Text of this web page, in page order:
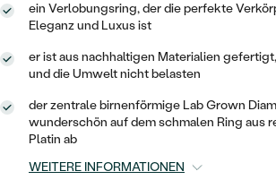
AUSSERGEWÖHNLICHE
GEHÄMMERTE
VON HAND GRAVIERTE
MIT FÜLLUNG
GESTALTE EINEN RING
WÄHLE EINEN RING
DIAMANTEN ZUM EINFASSEN
LAB GROWN DIAMANTEN
ARMBÄNDER
SCHMUCKSET
HERRENSCHMUCK
SCHMUCK FÜR KINDER
OHRHÄNGER
SOLITÄR
HERZ
PERSONALISIERT
MIT STERNZEICHEN
MINIMALISTISCH
MEDAILLON
NACH STYL
MEMOIRE
MINIMALISTISCHE
STATEMENT
ein Verlobungsring, der die perfekte
Eleganz und Luxus ist
er ist aus nachhaltigen Materialien
und die Umwelt nicht belasten
der zentrale birnenförmige Lab Grown
wunderschön auf dem schmalen Ring aus
Platin ab
WEITERE INFORMATIONEN